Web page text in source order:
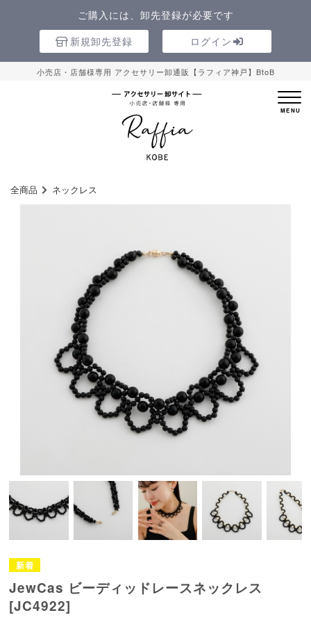
ご購入には、卸先登録が必要です
新規卸先登録
ログイン
小売店・店舗様専用 アクセサリー卸通販【ラフィア神戸】BtoB
全商品 ネックレス
JewCas ビーディッドレースネックレス
[JC4922]